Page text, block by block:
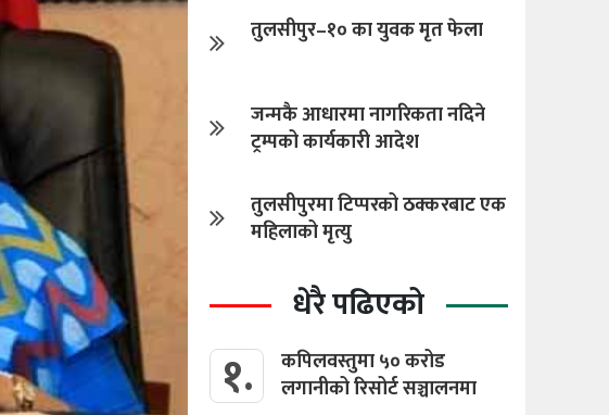
तुलसीपुर–१० का युवक मृत फेला
जन्मकै आधारमा नागरिकता नदिने
ट्रम्पको कार्यकारी आदेश
तुलसीपुरमा टिप्परको ठक्करबाट एक
महिलाको मृत्यु
धेरै पढिएको
१.
कपिलवस्तुमा ५० करोड
लगानीको रिसोर्ट सञ्चालनमा